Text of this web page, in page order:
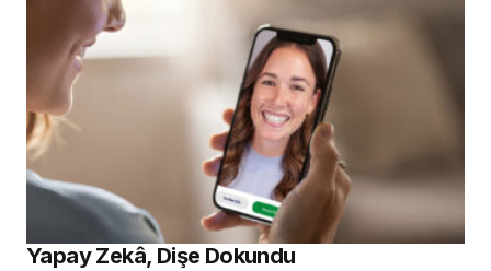
Yapay Zekâ, Dişe Dokundu